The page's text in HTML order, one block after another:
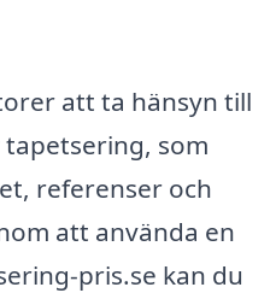
att ta hänsyn till
som
referenser och
att använda en
pris.se kan du